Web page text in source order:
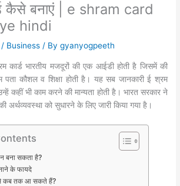
कैसे बनाएं | e shram card
hindi
/ Business / Bygyanyogpeeth
कार्ड भारतीय मजदूरों की एक आईडी होती है जिसमें की
पता कौशल व शिक्षा होती है। यह सब जानकारी ई श्रम
कहीं भी काम करने की मान्यता होती है। भारत सरकार ने
अर्थव्यवस्था को सुधारने के लिए जारी किया गया है।
बना सकता है?
के फायदे
कब तक आ सकते हैं?